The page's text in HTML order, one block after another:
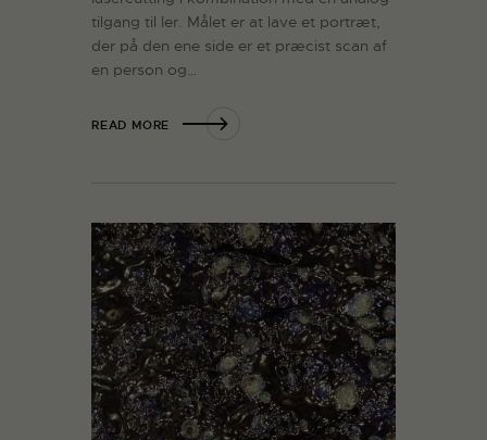
tilgang til ler. Målet er at lave et portræt,
der på den ene side er et præcist scan af
en person og…
READ MORE